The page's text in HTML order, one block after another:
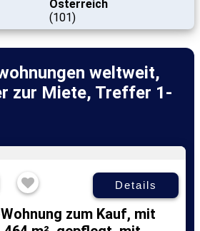
Österreich
(101)
weltweit,
zur Miete, Treffer 1-
Details
zum Kauf, mit